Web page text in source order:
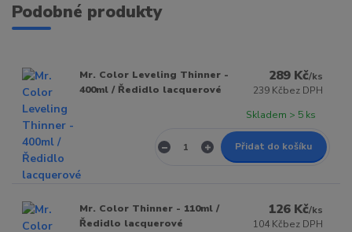
Podobné produkty
Mr. Color Leveling Thinner -
400ml / Ředidlo lacquerové
289 Kč/ks
239 Kčbez DPH
Skladem > 5 ks
Přidat do košíku
Mr. Color Thinner - 110ml /
Ředidlo lacquerové
126 Kč/ks
104 Kčbez DPH